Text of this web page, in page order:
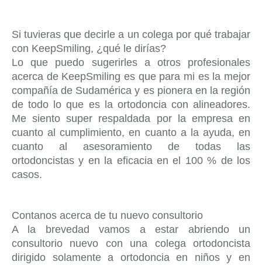
Si tuvieras que decirle a un colega por qué trabajar
con KeepSmiling, ¿qué le dirías?
Lo que puedo sugerirles a otros profesionales
acerca de KeepSmiling es que para mi es la mejor
compañía de Sudamérica y es pionera en la región
de todo lo que es la ortodoncia con alineadores.
Me siento super respaldada por la empresa en
cuanto al cumplimiento, en cuanto a la ayuda, en
cuanto al asesoramiento de todas las
ortodoncistas y en la eficacia en el 100 % de los
casos.
Contanos acerca de tu nuevo consultorio
A la brevedad vamos a estar abriendo un
consultorio nuevo con una colega ortodoncista
dirigido solamente a ortodoncia en niños y en